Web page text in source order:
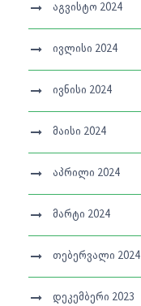
აგვისტო 2024
ივლისი 2024
ივნისი 2024
მაისი 2024
აპრილი 2024
მარტი 2024
თებერვალი 2024
დეკემბერი 2023